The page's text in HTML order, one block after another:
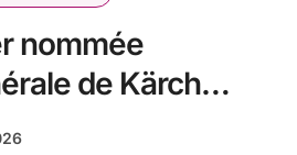
nommée
de Kärcher